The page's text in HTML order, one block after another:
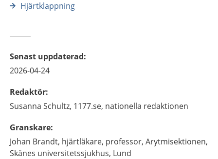
Hjärtklappning
Senast uppdaterad:
2026-04-24
Redaktör:
Susanna Schultz, 1177.se, nationella redaktionen
Granskare:
Johan Brandt, hjärtläkare, professor, Arytmisektionen,
Skånes universitetssjukhus, Lund